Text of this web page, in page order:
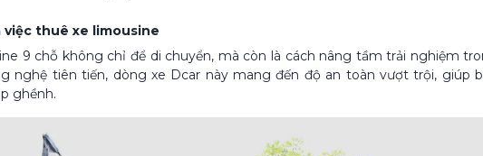
việc thuê xe limousine
9 chỗ không chỉ để di chuyển, mà còn là cách nâng tầm trải nghiệm
nghệ tiên tiến, dòng xe Dcar này mang đến độ an toàn vượt trội, giúp
ghềnh.